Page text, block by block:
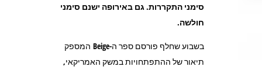
סימני התקררות. גם באירופה ישנם סימני
חולשה.
בשבוע שחלף פורסם ספר ה-Beige המספק
תיאור של ההתפתחויות במשק האמריקאי,